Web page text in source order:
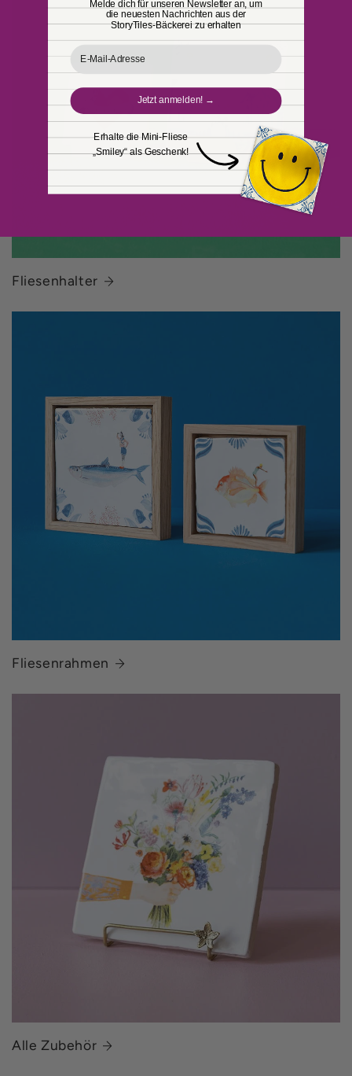
Fliesenhalter
Fliesenrahmen
Alle Zubehör
Melde dich für unseren Newsletter an, um
die neuesten Nachrichten aus der
StoryTiles-Bäckerei zu erhalten
Email
Jetzt anmelden! →
Erhalte die Mini-Fliese
„Smiley“ als Geschenk!